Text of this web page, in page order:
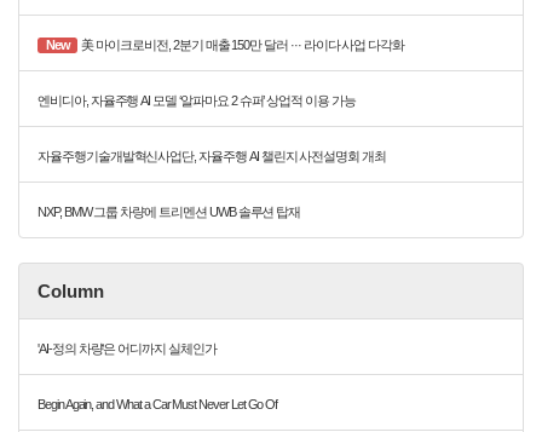
New 美 마이크로비전, 2분기 매출 150만 달러 ··· 라이다 사업 다각화
엔비디아, 자율주행 AI 모델 ‘알파마요 2 슈퍼’ 상업적 이용 가능
자율주행기술개발혁신사업단, 자율주행 AI 챌린지 사전설명회 개최
NXP, BMW 그룹 차량에 트리멘션 UWB 솔루션 탑재
Column
'AI-정의 차량'은 어디까지 실체인가
Begin Again, and What a Car Must Never Let Go Of